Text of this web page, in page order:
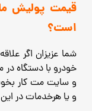
قیمت پولیش
است؟
شما عزیزان اگر
خودرو با دستگاه
و سایت مت کار
و یا هرخدماتدر